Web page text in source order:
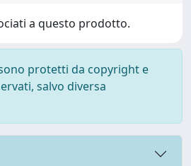
a questo prodotto.
protetti da copyright e
salvo diversa